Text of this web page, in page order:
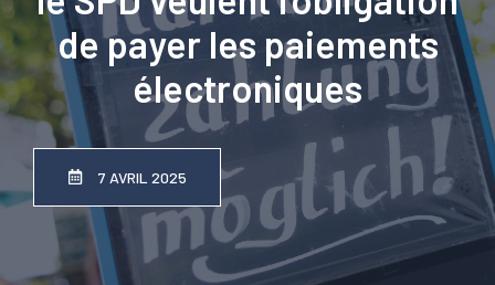
de payer les paiements
électroniques
7 AVRIL 2025